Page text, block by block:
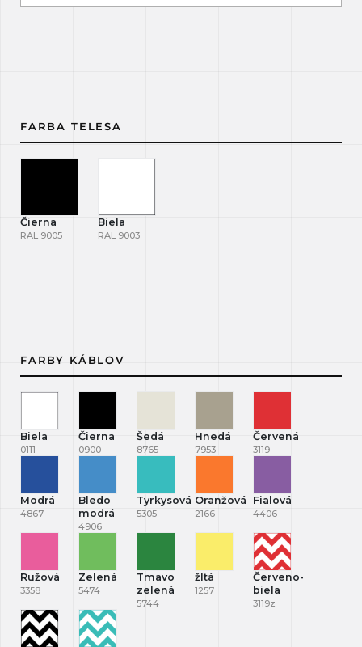
FARBA TELESA
Čierna
RAL 9005
Biela
RAL 9003
FARBY KÁBLOV
Biela
0111
Čierna
0900
Šedá
8765
Hnedá
7953
Červená
3119
Modrá
4867
Bledo
modrá
4906
Tyrkysová
5305
Oranžová
2166
Fialová
4406
Ružová
3358
Zelená
5474
Tmavo
zelená
5744
žltá
1257
Červeno-
biela
3119z